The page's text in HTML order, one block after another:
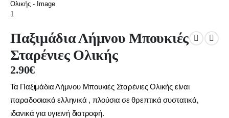
Παξιμάδια Λήμνου Μπουκιές
Σταρένιες Ολικής
2.90€
Τα Παξιμάδια Λήμνου Μπουκιές Σταρένιες Ολικής είναι
παραδοσιακά ελληνικά , πλούσια σε θρεπτικά συστατικά,
ιδανικά για υγιεινή διατροφή.